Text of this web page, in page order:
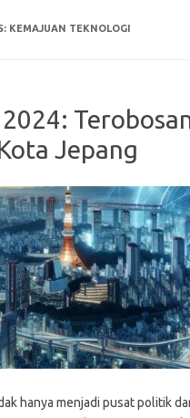
KEMAJUAN TEKNOLOGI
Jepang
hanya menjadi pusat politik